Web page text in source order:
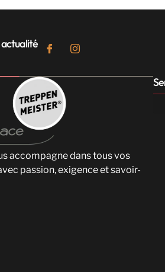
accompagne dans tous vos
passion, exigence et savoir-